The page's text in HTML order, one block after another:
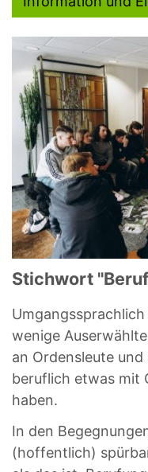
Stichwort
wenige
an Ordensleute
beruflich etwas mit
haben.
In den
(hoffentlich)